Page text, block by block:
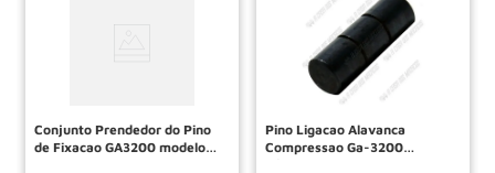
Conjunto Prendedor do Pino
de Fixacao GA3200 modelo
Pino Ligacao Alavanca
Compressao Ga-3200